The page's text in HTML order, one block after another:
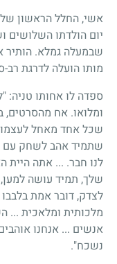
אשי, החלל הראשון
יום הולדתו השלושים
שבמעלה גמלא. הותיר
מותו הועלה לדרגת
ספדה לו אחותו טניה:
ומלואו. אח מהסרטים,
שכל אחד מאחל
שתמיד אהב לשחק עם
לנו חבר. ... אתה היית
שלך, תמיד עושה
לצדק, דובר אמת בלבבו
מלכותית ומלאכית ...
אנשים ... אנחנו
נשכח".